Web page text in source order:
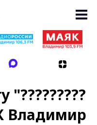
"?????????
Владимир